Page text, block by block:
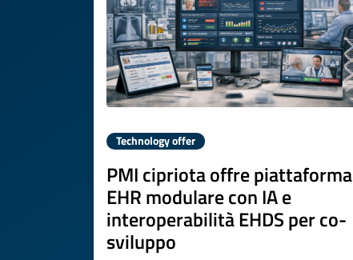
Technology offer
PMI cipriota offre piattaforma
EHR modulare con IA e
interoperabilità EHDS per co-
sviluppo